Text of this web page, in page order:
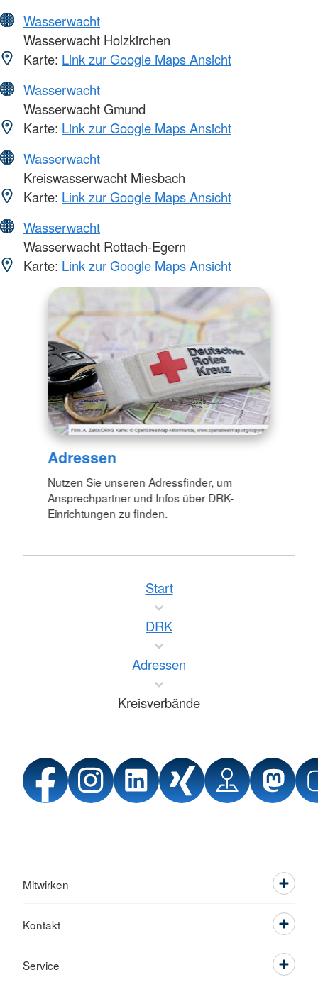
Wasserwacht
Wasserwacht Holzkirchen
Karte: Link zur Google Maps Ansicht
Wasserwacht
Wasserwacht Gmund
Karte: Link zur Google Maps Ansicht
Wasserwacht
Kreiswasserwacht Miesbach
Karte: Link zur Google Maps Ansicht
Wasserwacht
Wasserwacht Rottach-Egern
Karte: Link zur Google Maps Ansicht
Adressen
Nutzen Sie unseren Adressfinder, um
Ansprechpartner und Infos über DRK-
Einrichtungen zu finden.
Start
DRK
Adressen
Kreisverbände
Mitwirken
Kontakt
Service